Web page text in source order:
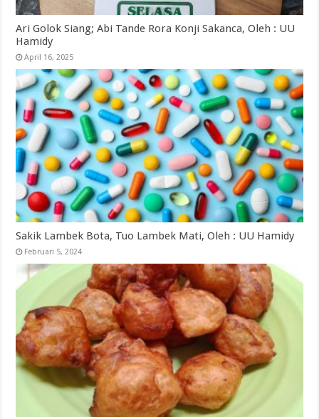
Ari Golok Siang; Abi Tande Rora Konji Sakanca, Oleh : UU
Hamidy
April 16, 2025
Sakik Lambek Bota, Tuo Lambek Mati, Oleh : UU Hamidy
Februari 5, 2024